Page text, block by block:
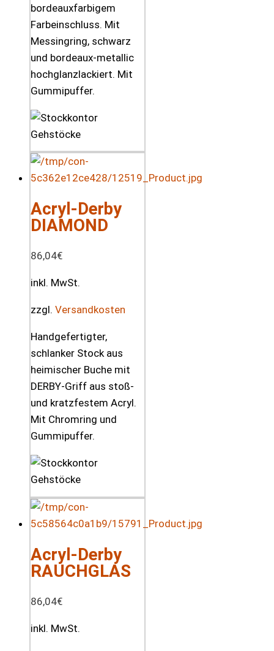
bordeauxfarbigem
Farbeinschluss. Mit
Messingring, schwarz
und bordeaux-metallic
hochglanzlackiert. Mit
Gummipuffer.
Acryl-Derby
DIAMOND
86,04€
inkl. MwSt.
zzgl. Versandkosten
Handgefertigter,
schlanker Stock aus
heimischer Buche mit
DERBY-Griff aus stoß-
und kratzfestem Acryl.
Mit Chromring und
Gummipuffer.
Acryl-Derby
RAUCHGLAS
86,04€
inkl. MwSt.